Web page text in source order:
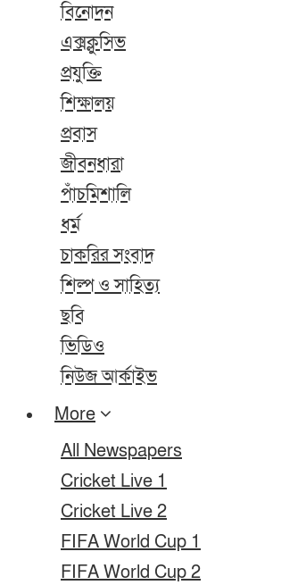
বিনোদন
এক্সক্লুসিভ
প্রযুক্তি
শিক্ষালয়
প্রবাস
জীবনধারা
পাঁচমিশালি
ধর্ম
চাকরির সংবাদ
শিল্প ও সাহিত্য
ছবি
ভিডিও
নিউজ আর্কাইভ
More
All Newspapers
Cricket Live 1
Cricket Live 2
FIFA World Cup 1
FIFA World Cup 2